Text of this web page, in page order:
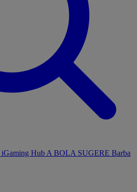
iGaming Hub A BOLA SUGERE Barba